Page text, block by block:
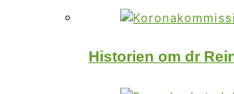
Historien om dr